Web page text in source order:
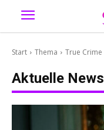
Start Thema True Crime
Aktuelle